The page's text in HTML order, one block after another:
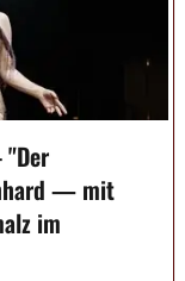
— mit
im